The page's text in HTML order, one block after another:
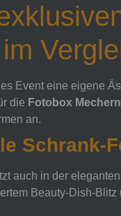
Event eine eigene
die Fotobox
an.
Schrank-
auch in der eleganten
Beauty-Dish-Blitz